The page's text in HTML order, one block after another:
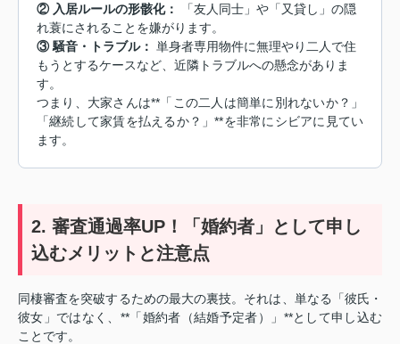
② 入居ルールの形骸化：
「友人同士」や「又貸し」の隠
れ蓑にされることを嫌がります。
③ 騒音・トラブル： 単身者専用物件に無理やり二人で住
もうとするケースなど、近隣トラブルへの懸念がありま
す。
つまり、大家さんは**「この二人は簡単に別れないか？」
「継続して家賃を払えるか？」**を非常にシビアに見てい
ます。
2. 審査通過率UP！「婚約者」として申し
込むメリットと注意点
同棲審査を突破するための最大の裏技。それは、単なる「彼氏・
彼女」ではなく、**「婚約者（結婚予定者）」**として申し込む
ことです。